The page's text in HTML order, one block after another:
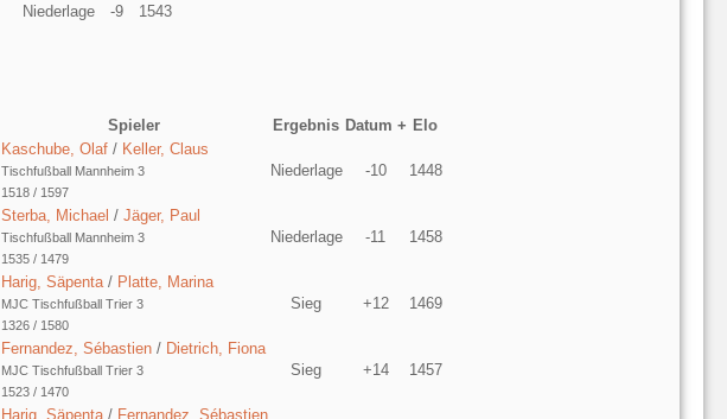
Niederlage -9 1543
Spieler Ergebnis Datum + Elo
Kaschube, Olaf/ Keller, Claus
Tischfußball Mannheim 3
1518 / 1597
Niederlage -10 1448
Sterba, Michael / Jäger, Paul
Tischfußball Mannheim 3
1535 / 1479
Niederlage -11 1458
Harig, Säpenta/ Platte, Marina
MJC Tischfußball Trier 3
1326 / 1580
Sieg +12 1469
Fernandez, Sébastien/ Dietrich, Fiona
MJC Tischfußball Trier 3
1523 / 1470
Sieg +14 1457
Harig, Säpenta/ Fernandez, Sébastien